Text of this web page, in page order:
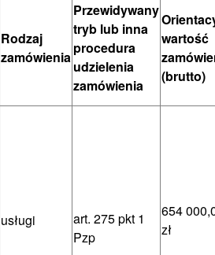
Rodzaj
zamówienia
Przewidywany
tryb lub inna
procedura
udzielenia
zamówienia
wartość
(brutto)
usługi
art. 275 pkt 1
Pzp
654
zł